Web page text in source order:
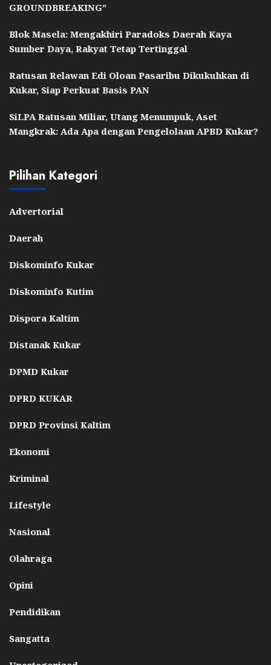
GROUNDBREAKING”
Blok Masela: Mengakhiri Paradoks Daerah Kaya
Sumber Daya, Rakyat Tetap Tertinggal
Ratusan Relawan Edi Oloan Pasaribu Dikukuhkan di
Kukar, Siap Perkuat Basis PAN
SiLPA Ratusan Miliar, Utang Menumpuk, Aset
Mangkrak: Ada Apa dengan Pengelolaan APBD Kukar?
Pilihan Kategori
Advertorial
Daerah
Diskominfo Kukar
Diskominfo Kutim
Dispora Kaltim
Distanak Kukar
DPMD Kukar
DPRD KUKAR
DPRD Provinsi Kaltim
Ekonomi
Kriminal
Lifestyle
Nasional
Olahraga
Opini
Pendidikan
Sangatta